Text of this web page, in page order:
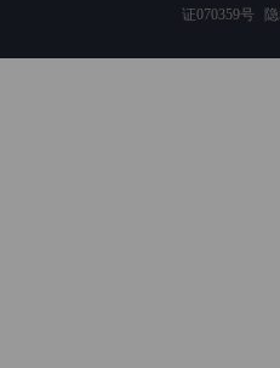
证070359号